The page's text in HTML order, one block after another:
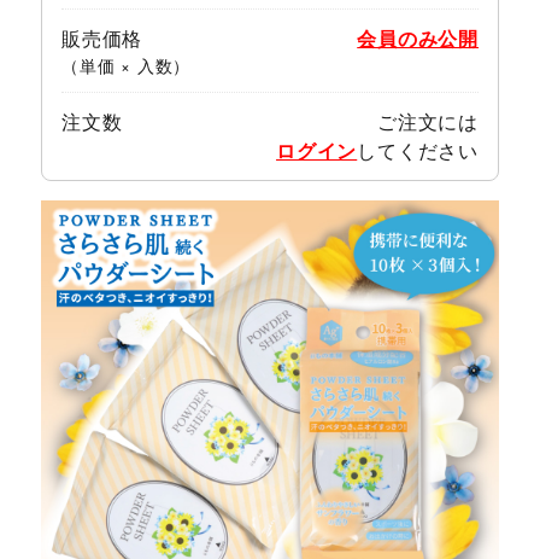
販売価格
（単価 × 入数）
会員のみ公開
注文数
ご注文には
ログインしてください